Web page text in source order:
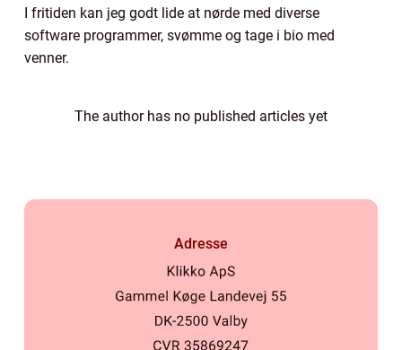
I fritiden kan jeg godt lide at nørde med diverse
software programmer, svømme og tage i bio med
venner.
The author has no published articles yet
Adresse